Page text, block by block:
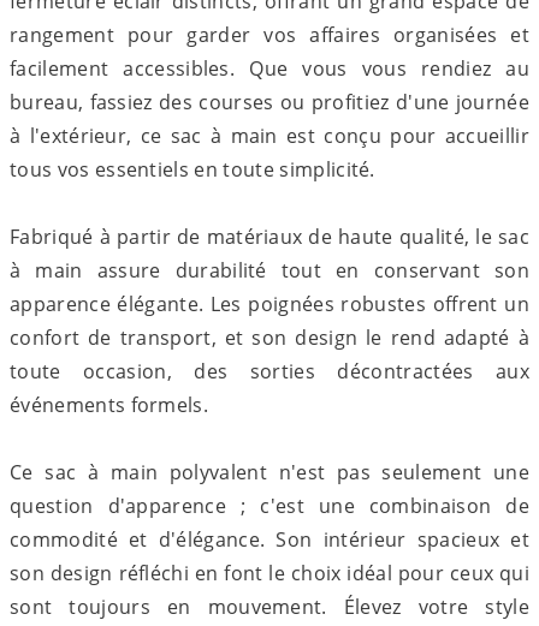
rangement pour garder vos affaires organisées et
facilement accessibles. Que vous vous rendiez au
bureau, fassiez des courses ou profitiez d'une journée
à l'extérieur, ce sac à main est conçu pour accueillir
tous vos essentiels en toute simplicité.
Fabriqué à partir de matériaux de haute qualité, le sac
à main assure durabilité tout en conservant son
apparence élégante. Les poignées robustes offrent un
confort de transport, et son design le rend adapté à
toute occasion, des sorties décontractées aux
événements formels.
Ce sac à main polyvalent n'est pas seulement une
question d'apparence ; c'est une combinaison de
commodité et d'élégance. Son intérieur spacieux et
son design réfléchi en font le choix idéal pour ceux qui
sont toujours en mouvement. Élevez votre style